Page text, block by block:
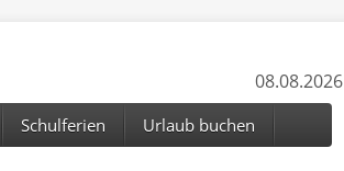
08.08.2026
Schulferien Urlaub buchen